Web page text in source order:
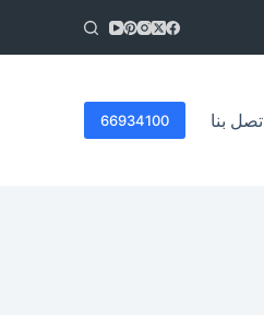
اتصل بنا 66934100